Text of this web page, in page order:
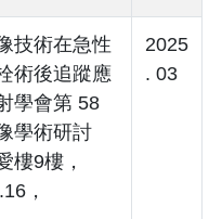
技術在急性
術後追蹤應
學會第 58
學術研討
樓9樓，
，
2025
. 03